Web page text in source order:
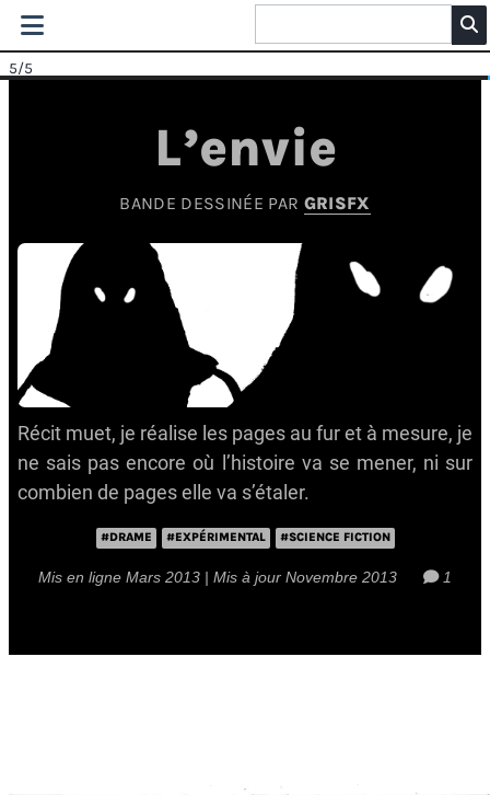
5/5
L’envie
BANDE DESSINÉE PAR GRISFX
Récit muet, je réalise les pages au fur et à mesure, je
ne sais pas encore où l’histoire va se mener, ni sur
combien de pages elle va s’étaler.
#DRAME #EXPÉRIMENTAL #SCIENCE FICTION
Mis en ligne Mars 2013 | Mis à jour Novembre 2013 1